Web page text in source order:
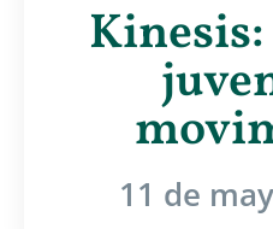
11 de